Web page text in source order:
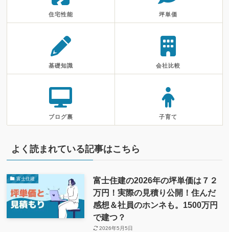
住宅性能 坪単価
基礎知識 会社比較
ブログ裏 子育て
よく読まれている記事はこちら
富士住建
富士住建の2026年の坪単価は７２
万円！実際の見積り公開！住んだ
感想＆社員のホンネも。1500万円
で建つ？
2026年5月5日